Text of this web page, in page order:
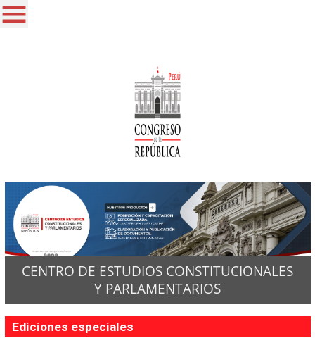
CENTRO DE ESTUDIOS CONSTITUCIONALES
Y PARLAMENTARIOS
Ediciones especiales